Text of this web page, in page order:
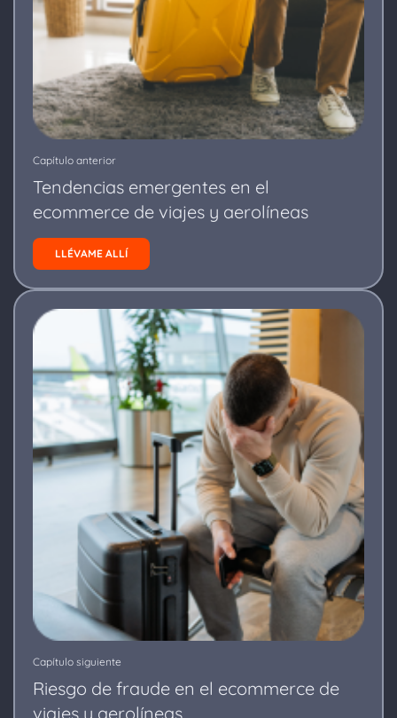
Capítulo anterior
Tendencias emergentes en el
ecommerce de viajes y aerolíneas
LLÉVAME ALLÍ
Capítulo siguiente
Riesgo de fraude en el ecommerce de
viajes y aerolíneas